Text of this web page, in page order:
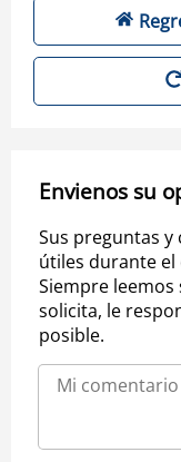
Envienos su
Sus preguntas
útiles durante el
Siempre
solicita, le
posible.